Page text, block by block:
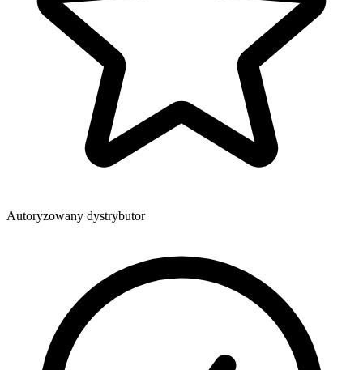
Autoryzowany dystrybutor